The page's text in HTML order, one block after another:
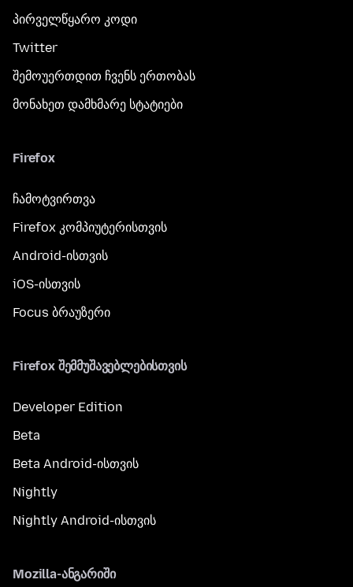
პირველწყარო კოდი
Twitter
შემოუერთდით ჩვენს ერთობას
მონახეთ დამხმარე სტატიები
Firefox
ჩამოტვირთვა
Firefox კომპიუტერისთვის
Android-ისთვის
iOS-ისთვის
Focus ბრაუზერი
Firefox შემმუშავებლებისთვის
Developer Edition
Beta
Beta Android-ისთვის
Nightly
Nightly Android-ისთვის
Mozilla-ანგარიში